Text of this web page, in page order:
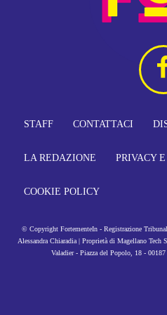
STAFF CONTATTACI
LA REDAZIONE PRIVACY
COOKIE POLICY
© Copyright FortementeIn - Registrazione
Alessandra Chiaradia | Proprietà di Magellano
Valadier - Piazza del Popolo, 18 -